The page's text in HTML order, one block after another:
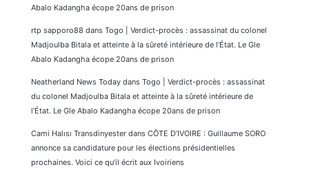
Abalo Kadangha écope 20ans de prison
rtp sapporo88 dans Togo | Verdict-procès : assassinat du colonel
Madjoulba Bitala et atteinte à la sûreté intérieure de l’État. Le Gle
Abalo Kadangha écope 20ans de prison
Neatherland News Today dans Togo | Verdict-procès : assassinat
du colonel Madjoulba Bitala et atteinte à la sûreté intérieure de
l’État. Le Gle Abalo Kadangha écope 20ans de prison
Cami Halısı Transdinyester dans CÔTE D’IVOIRE : Guillaume SORO
annonce sa candidature pour les élections présidentielles
prochaines. Voici ce qu’il écrit aux Ivoiriens